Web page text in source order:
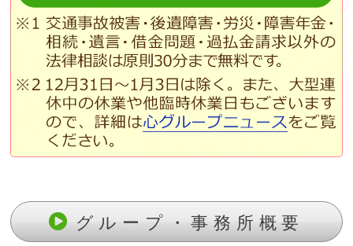
グループ・事務所概要